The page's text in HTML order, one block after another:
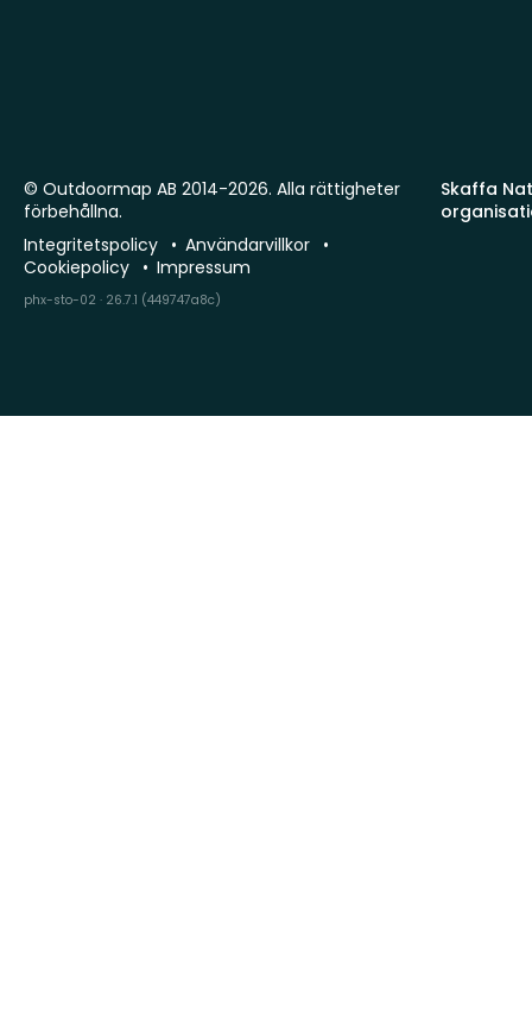
Skaffa
© Outdoormap AB 2014-2026. Alla rättigheter
förbehållna.
Integritetspolicy
Användarvillkor
Cookiepolicy
Impressum
phx-sto-02 · 26.7.1 (449747a8c)